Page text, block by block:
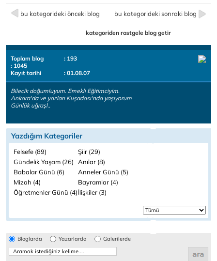
bu kategorideki önceki blog bu kategorideki sonraki blog
kategoriden rastgele blog getir
Toplam blog
: 193
: 1045
Kayıt tarihi
: 01.08.07
Bilecik doğumluyum. Emekli Eğitimciyim.
Ankara'da ve yazları Kuşadası'nda yaşıyorum
Günlük uğraşl..
Yazdığım Kategoriler
Felsefe (89)
Şiir (29)
Gündelik Yaşam (26)
Anılar (8)
Babalar Günü (6)
Anneler Günü (5)
Mizah (4)
Bayramlar (4)
Öğretmenler Günü (4)İlişkiler (3)
Bloglarda Yazarlarda Galerilerde